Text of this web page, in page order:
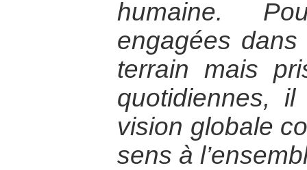
humaine.
engagées
terrain mais
quotidiennes, il
vision globale
sens à